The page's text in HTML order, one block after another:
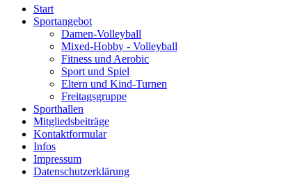
Start
Sportangebot
Damen-Volleyball
Mixed-Hobby - Volleyball
Fitness und Aerobic
Sport und Spiel
Eltern und Kind-Turnen
Freitagsgruppe
Sporthallen
Mitgliedsbeiträge
Kontaktformular
Infos
Impressum
Datenschutzerklärung